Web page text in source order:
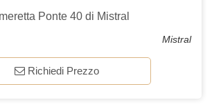
Ponte 40 di Mistral
Mistral
Richiedi Prezzo